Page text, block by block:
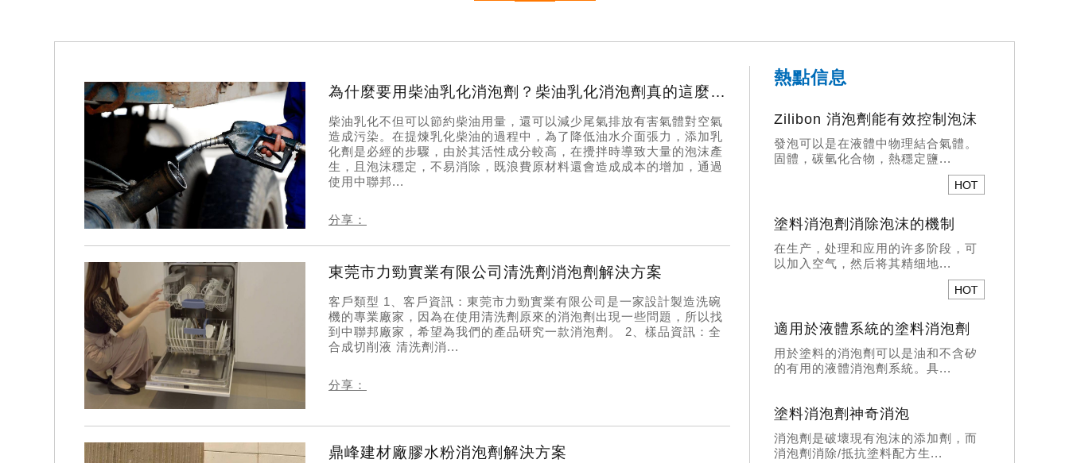
為什麼要用柴油乳化消泡劑？柴油乳化消泡劑真的這麼神奇嗎？
柴油乳化不但可以節約柴油用量，還可以減少尾氣排放有害氣體對空氣
造成污染。在提煉乳化柴油的過程中，為了降低油水介面張力，添加乳
化劑是必經的步驟，由於其活性成分較高，在攪拌時導致大量的泡沫產
生，且泡沫穩定，不易消除，既浪費原材料還會造成成本的增加，通過
使用中聯邦...
分享：
東莞市力勁實業有限公司清洗劑消泡劑解決方案
客戶類型 1、客戶資訊：東莞市力勁實業有限公司是一家設計製造洗碗
機的專業廠家，因為在使用清洗劑原來的消泡劑出現一些問題，所以找
到中聯邦廠家，希望為我們的產品研究一款消泡劑。 2、樣品資訊：全
合成切削液 清洗劑消...
分享：
鼎峰建材廠膠水粉消泡劑解決方案
熱點信息
Zilibon 消泡劑能有效控制泡沫
發泡可以是在液體中物理結合氣體。
固體，碳氫化合物，熱穩定鹽...
塗料消泡劑消除泡沫的機制
在生产，处理和应用的许多阶段，可
以加入空气，然后将其精细地...
適用於液體系統的塗料消泡劑
用於塗料的消泡劑可以是油和不含矽
的有用的液體消泡劑系統。具...
塗料消泡劑神奇消泡
消泡劑是破壞現有泡沫的添加劑，而
消泡劑消除/抵抗塗料配方生...